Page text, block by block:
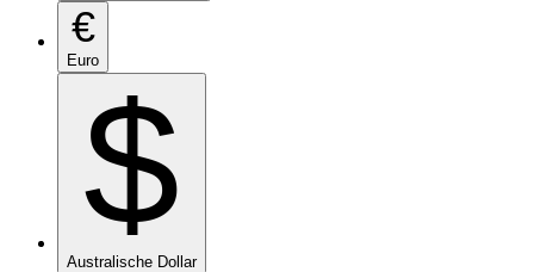
€
Euro
$
Australische Dollar